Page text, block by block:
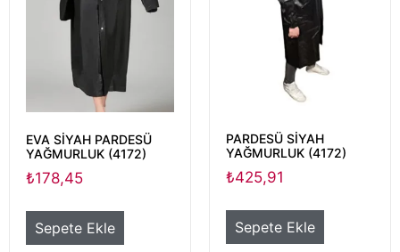
EVA SİYAH PARDESÜ
YAĞMURLUK (4172)
₺178,45
Sepete Ekle
PARDESÜ SİYAH
YAĞMURLUK (4172)
₺425,91
Sepete Ekle